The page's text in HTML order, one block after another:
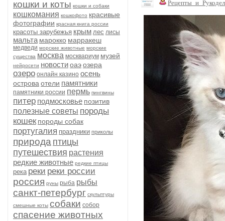
кошки и коты кошки и собаки
кошкомания кошкофото красивые
фотографии красная книга россии
красоты зарубежья крым лес лисы
мальта марокко марракеш
медведи морские животные морские
существа москва москвариум музей
нейросети новостиоаэозера
озеро онлайн казино осень
острова отели памятники
памятники россии пермь пингвины
питер подмосковье позитив
полезные советы породы
кошек породы собак
португалия праздники приколы
природа птицы
путешествия растения
редкие животные редкие птицы
река реки реки россии
россия руны рыба рыбы
санкт-петербург скульптуры
смешные коты собаки собор
спасение животных